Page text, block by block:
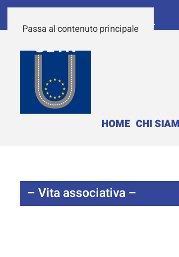
Passa al contenuto principale
HOME CHI
– Vita associativa –